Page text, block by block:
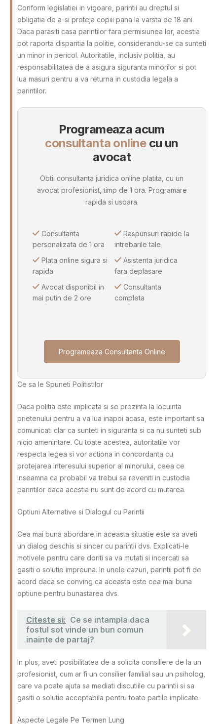
Conform legislatiei in vigoare, parintii au dreptul si
obligatia de a-si proteja copiii pana la varsta de 18 ani.
Daca parasiti casa parintilor fara permisiunea lor, acestia
pot raporta disparitia la politie, considerandu-se ca sunteti
un minor in pericol. Autoritatile, inclusiv politia, au
responsabilitatea de a asigura siguranta minorilor si pot
lua masuri pentru a va returna in custodia legala a
parintilor.
Programeaza acum
consultanta onlinecu un
avocat
Obtii consultanta juridica online platita, cu un
avocat profesionist, timp de 1 ora. Programare
rapida si usoara.
Consultanta
personalizata de 1 ora
Plata online sigura si
rapida
Avocat disponibil in
mai putin de 2 ore
Raspunsuri rapide la
intrebarile tale
Asistenta juridica
fara deplasare
Consultanta
completa
Programeaza Consultanta Online
Ce sa le Spuneti Politistilor
Daca politia este implicata si se prezinta la locuinta
prietenului pentru a va lua inapoi acasa, este important sa
comunicati clar ca sunteti in siguranta si ca nu sunteti sub
nicio amenintare. Cu toate acestea, autoritatile vor
respecta legea si vor actiona in concordanta cu
protejarea interesului superior al minorului, ceea ce
inseamna ca probabil va trebui sa reveniti in custodia
parintilor daca acestia nu sunt de acord cu mutarea.
Optiuni Alternative si Dialogul cu Parintii
Cea mai buna abordare in aceasta situatie este sa aveti
un dialog deschis si sincer cu parintii dvs. Explicati-le
motivele pentru care doriti sa va mutati si incercati sa
gasiti o solutie impreuna. In unele cazuri, parintii pot fi de
acord daca se conving ca aceasta este cea mai buna
optiune pentru bunastarea dvs.
Citeste si: Ce se intampla daca
fostul sot vinde un bun comun
inainte de partaj?
In plus, aveti posibilitatea de a solicita consiliere de la un
profesionist, cum ar fi un consilier familial sau un psiholog,
care va poate ajuta sa mediati discutiile cu parintii si sa
gasiti o solutie acceptabila pentru toate partile implicate.
Aspecte Legale Pe Termen Lung